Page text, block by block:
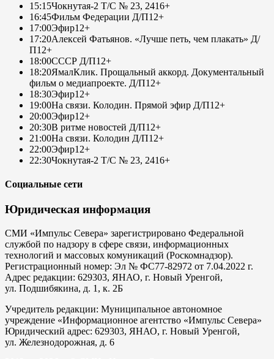
15:15Чокнутая-2 Т/С № 23, 2416+
16:45Фильм Федерации Д/П12+
17:00Эфир12+
17:20Алексей Фатьянов. «Лучше петь, чем плакать» Д/
П12+
18:00СССР Д/П12+
18:20ЯмалКлик. Прощальный аккорд. Документальный
фильм о медиапроекте. Д/П12+
18:30Эфир12+
19:00На связи. Колодин. Прямой эфир Д/П12+
20:00Эфир12+
20:30В ритме новостей Д/П12+
21:00На связи. Колодин Д/П12+
22:00Эфир12+
22:30Чокнутая-2 Т/С № 23, 2416+
Социальные сети
Юридическая информация
СМИ «Импульс Севера» зарегистрировано Федеральной
службой по надзору в сфере связи, информационных
технологий и массовых комуникаций (Роскомнадзор).
Регистрационный номер: Эл № ФС77-82972 от 7.04.2022 г.
Адрес редакции: 629303, ЯНАО, г. Новый Уренгой,
ул. Подшибякина, д. 1, к. 2Б
Учредитель редакции: Муниципальное автономное
учреждение «Информационное агентство «Импульс Севера»
Юридический адрес: 629303, ЯНАО, г. Новый Уренгой,
ул. Железнодорожная, д. 6